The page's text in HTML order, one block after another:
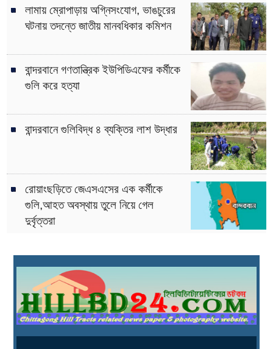
লামায় ম্রোপাড়ায় অগ্নিসংযোগ, ভাঙচুরের
ঘটনায় তদন্তে জাতীয় মানবধিকার কমিশন
বান্দরবানে গণতান্ত্রিক ইউপিডিএফের কর্মীকে
গুলি করে হত্যা
বান্দরবানে গুলিবিদ্ধ ৪ ব্যক্তির লাশ উদ্ধার
রোয়াংছড়িতে জেএসএসের এক কর্মীকে
গুলি,আহত অবস্থায় তুলে নিয়ে গেল
দুর্বৃত্তরা